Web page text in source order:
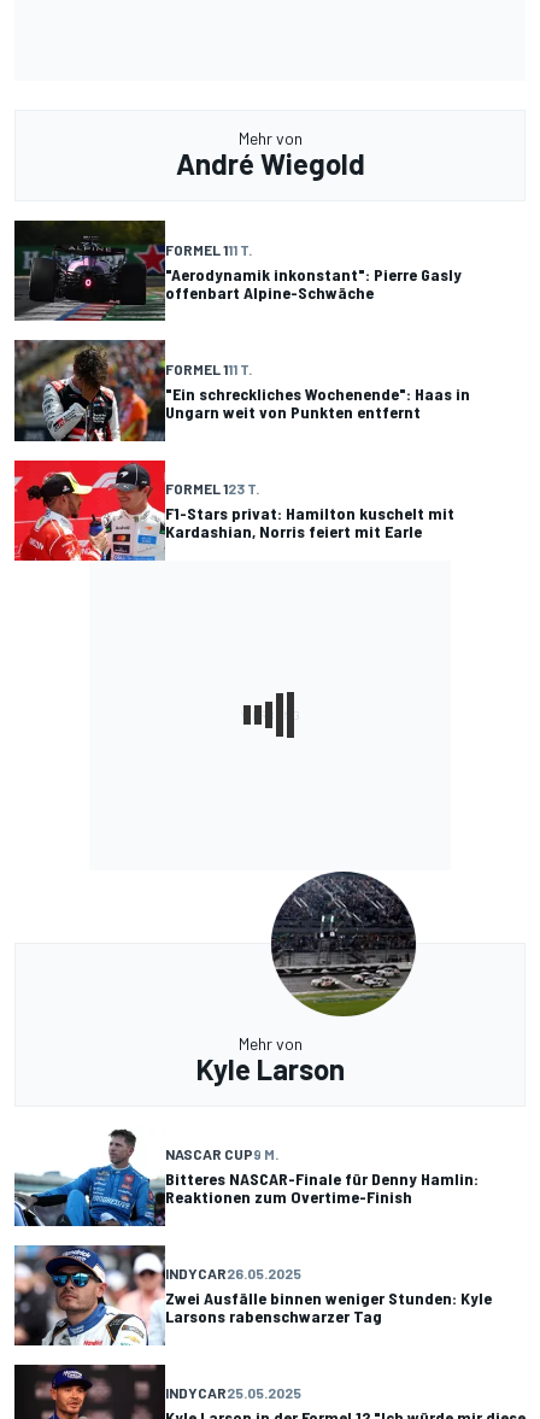
Mehr von
André Wiegold
FORMEL 111 T.
"Aerodynamik inkonstant": Pierre Gasly
offenbart Alpine-Schwäche
FORMEL 111 T.
"Ein schreckliches Wochenende": Haas in
Ungarn weit von Punkten entfernt
FORMEL 123 T.
F1-Stars privat: Hamilton kuschelt mit
Kardashian, Norris feiert mit Earle
Mehr von
Kyle Larson
NASCAR CUP9 M.
Bitteres NASCAR-Finale für Denny Hamlin:
Reaktionen zum Overtime-Finish
INDYCAR26.05.2025
Zwei Ausfälle binnen weniger Stunden: Kyle
Larsons rabenschwarzer Tag
INDYCAR25.05.2025